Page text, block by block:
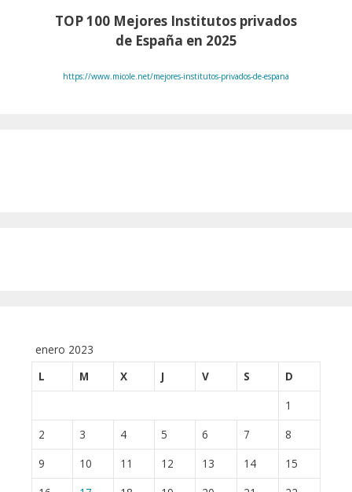
TOP 100 Mejores Institutos privados
de España en 2025
https://www.micole.net/mejores-institutos-privados-de-espana
enero 2023
L
M X J V S
D
1
2
3 4 5 6 7
8
9
10 11 12 13 14
15